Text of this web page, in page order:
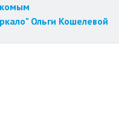
Ольги Кошелевой